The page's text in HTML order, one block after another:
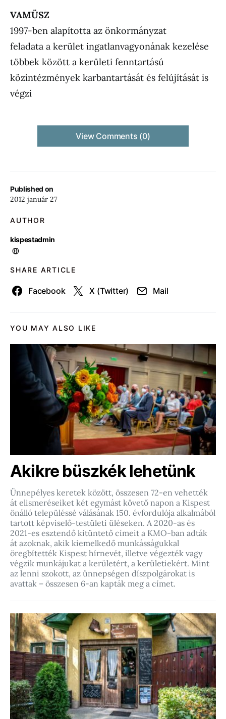
Published on
2012 január 27
AUTHOR
kispestadmin
SHARE ARTICLE
Facebook X (Twitter) Mail
VAMÜSZ
1997-ben alapította az önkormányzat
feladata a kerület ingatlanvagyonának kezelése
többek között a kerületi fenntartású
közintézmények karbantartását és felújítását is
végzi
View Comments (0)
YOU MAY ALSO LIKE
Akikre büszkék lehetünk
Ünnepélyes keretek között, összesen 72-en vehették
át elismeréseiket két egymást követő napon a Kispest
önálló településsé válásának 150. évfordulója alkalmából
tartott képviselő-testületi üléseken. A 2020-as és
2021-es esztendő kitüntető címeit a KMO-ban adták
át azoknak, akik kiemelkedő munkásságukkal
öregbítették Kispest hírnevét, illetve végezték vagy
végzik munkájukat a kerületért, a kerületiekért. Mint
az lenni szokott, az ünnepségen díszpolgárokat is
avattak – összesen 6-an kapták meg a címet.